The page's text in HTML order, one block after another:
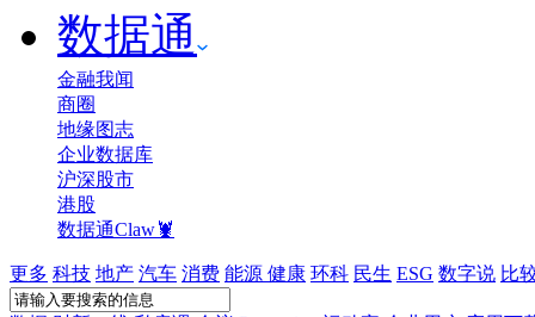
数据通
金融我闻
商圈
地缘图志
企业数据库
沪深股市
港股
数据通Claw🦞
更多 科技 地产 汽车 消费 能源 健康 环科 民生 ESG 数字说 比